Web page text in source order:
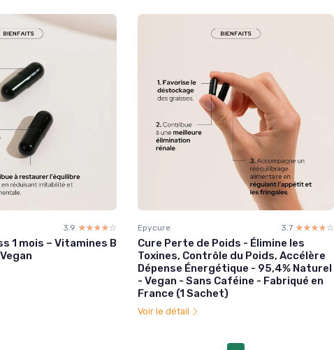
3.9 ☆☆☆☆☆
★★★★★
1 mois – Vitamines B
Epycure 3.7 ☆☆☆☆☆
★★★★★
Cure Perte de Poids - Élimine les
Toxines, Contrôle du Poids, Accélère
Dépense Énergétique - 95,4% Naturel
- Vegan - Sans Caféine - Fabriqué en
France (1 Sachet)
Voir le détail